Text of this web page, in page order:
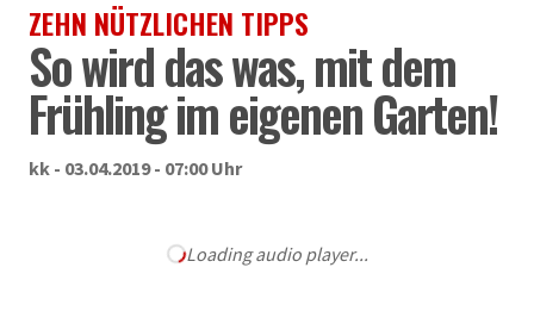
ZEHN NÜTZLICHEN TIPPS
So wird das was, mit dem
Frühling im eigenen Garten!
kk - 03.04.2019 - 07:00 Uhr
Loading audio player...